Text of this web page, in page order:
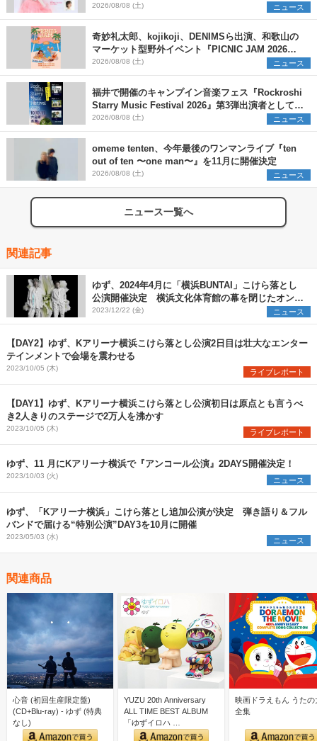
2026/08/08 (土) ニュース
奇妙礼太郎、kojikoji、DENIMSら出演、和歌山の
マーケット型野外イベント『PICNIC JAM 2026』
早割チケット発売開始
2026/08/08 (土) ニュース
福井で開催のキャンプイン音楽フェス『Rockroshi
Starry Music Festival 2026』第3弾出演者として
SCOOBIE DO、かりゆし58、Reiを発表
2026/08/08 (土) ニュース
omeme tenten、今年最後のワンマンライブ『ten
out of ten 〜one man〜』を11月に開催決定
2026/08/08 (土) ニュース
ニュース一覧へ
関連記事
ゆず、2024年4月に「横浜BUNTAI」こけら落とし
公演開催決定 横浜文化体育館の幕を閉じたオンラ
インツアーのコンセプトを再構築
2023/12/22 (金) ニュース
【DAY2】ゆず、Kアリーナ横浜こけら落とし公演2日目は壮大なエンター
テインメントで会場を震わせる
2023/10/05 (木) ライブレポート
【DAY1】ゆず、Kアリーナ横浜こけら落とし公演初日は原点とも言うべ
き2人きりのステージで2万人を沸かす
2023/10/05 (木) ライブレポート
ゆず、11 月にKアリーナ横浜で『アンコール公演』2DAYS開催決定！
2023/10/03 (火) ニュース
ゆず、「Kアリーナ横浜」こけら落とし追加公演が決定 弾き語り＆フル
バンドで届ける“特別公演”DAY3を10月に開催
2023/05/03 (水) ニュース
関連商品
心音 (初回生産限定盤)
(CD+Blu-ray) - ゆず (特典
なし)
YUZU 20th Anniversary
ALL TIME BEST ALBUM
「ゆずイロハ …
映画ドラえもん うたの
全集